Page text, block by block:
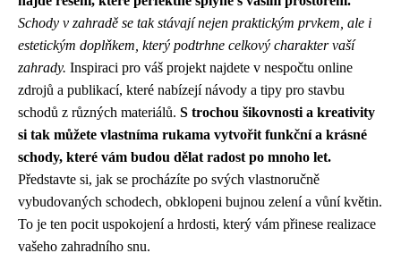
Schody v zahradě se tak stávají nejen praktickým prvkem, ale i
estetickým doplňkem, který podtrhne celkový charakter vaší
zahrady. Inspiraci pro váš projekt najdete v nespočtu online
zdrojů a publikací, které nabízejí návody a tipy pro stavbu
schodů z různých materiálů. S trochou šikovnosti a kreativity
si tak můžete vlastníma rukama vytvořit funkční a krásné
schody, které vám budou dělat radost po mnoho let.
Představte si, jak se procházíte po svých vlastnoručně
vybudovaných schodech, obklopeni bujnou zelení a vůní květin.
To je ten pocit uspokojení a hrdosti, který vám přinese realizace
vašeho zahradního snu.